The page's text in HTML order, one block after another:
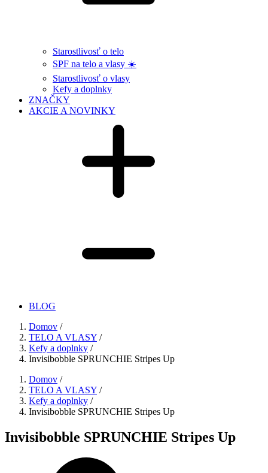
Starostlivosť o telo
SPF na telo a vlasy ☀️
Starostlivosť o vlasy
Kefy a doplnky
ZNAČKY
AKCIE A NOVINKY
BLOG
Domov /
TELO A VLASY /
Kefy a doplnky /
Invisibobble SPRUNCHIE Stripes Up
Domov /
TELO A VLASY /
Kefy a doplnky /
Invisibobble SPRUNCHIE Stripes Up
Invisibobble SPRUNCHIE Stripes Up